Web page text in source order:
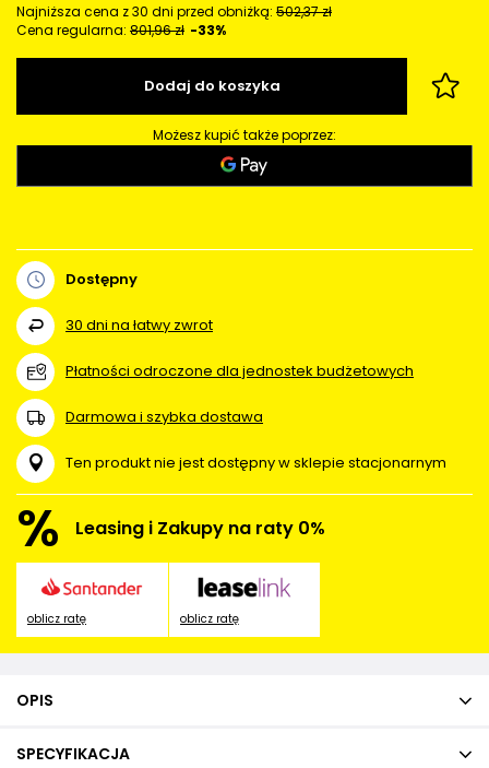
Najniższa cena z 30 dni przed obniżką: 502,37 zł
Cena regularna: 801,96 zł -33%
Dodaj do koszyka
Możesz kupić także poprzez:
Dostępny
30 dni na łatwy zwrot
Płatności odroczone dla jednostek budżetowych
Darmowa i szybka dostawa
Ten produkt nie jest dostępny w sklepie stacjonarnym
% Leasing i Zakupy na raty 0%
oblicz ratę oblicz ratę
OPIS
SPECYFIKACJA